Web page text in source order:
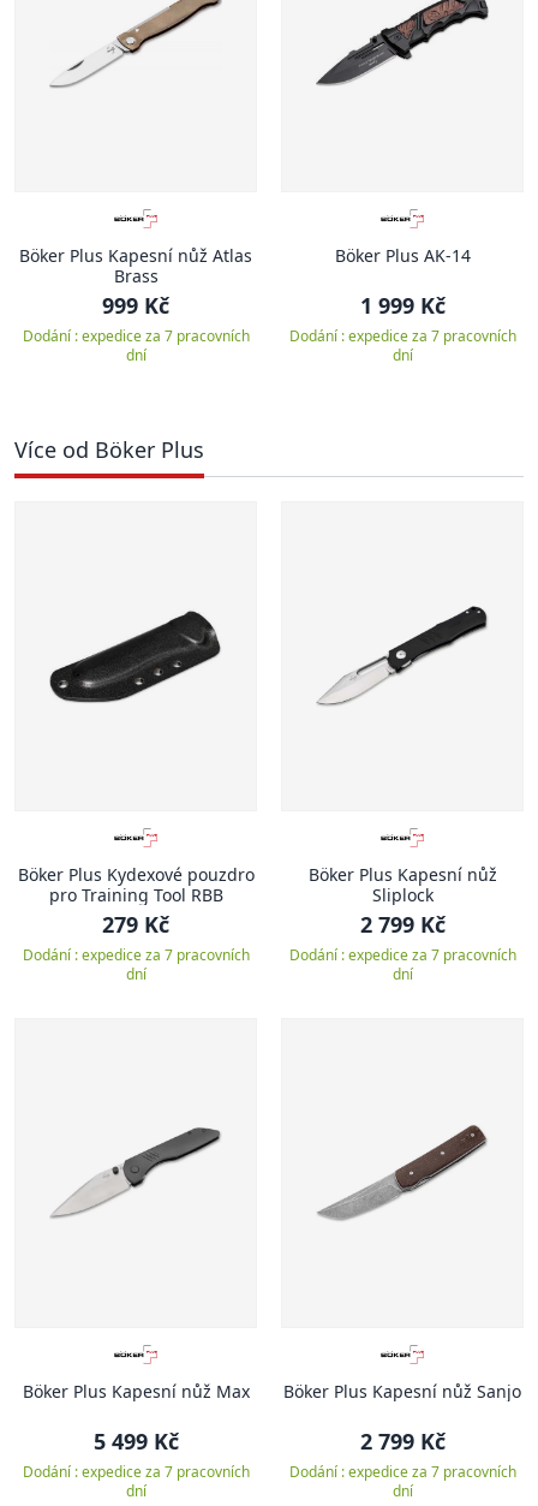
Böker Plus Kapesní nůž Atlas
Brass
999 Kč
Dodání : expedice za 7 pracovních
dní
Böker Plus AK-14
1 999 Kč
Dodání : expedice za 7 pracovních
dní
Více od Böker Plus
Böker Plus Kydexové pouzdro
pro Training Tool RBB
279 Kč
Dodání : expedice za 7 pracovních
dní
Böker Plus Kapesní nůž
Sliplock
2 799 Kč
Dodání : expedice za 7 pracovních
dní
Böker Plus Kapesní nůž Max
5 499 Kč
Dodání : expedice za 7 pracovních
dní
Böker Plus Kapesní nůž Sanjo
2 799 Kč
Dodání : expedice za 7 pracovních
dní